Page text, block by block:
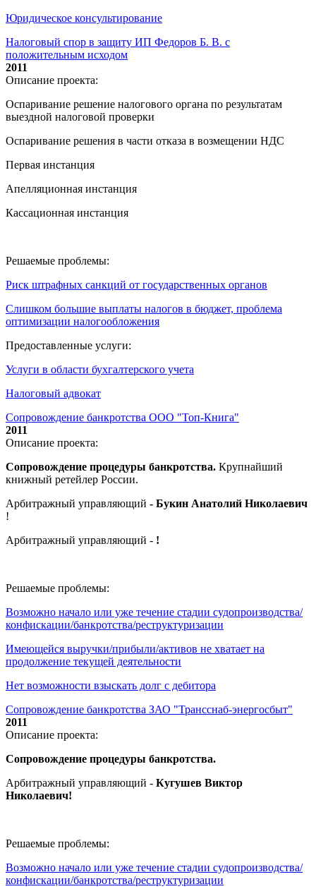
Юридическое консультирование
Налоговый спор в защиту ИП Федоров Б. В. с
положительным исходом
2011
Описание проекта:
Оспаривание решение налогового органа по результатам
выездной налоговой проверки
Оспаривание решения в части отказа в возмещении НДС
Первая инстанция
Апелляционная инстанция
Кассационная инстанция
Решаемые проблемы:
Риск штрафных санкций от государственных органов
Слишком большие выплаты налогов в бюджет, проблема
оптимизации налогообложения
Предоставленные услуги:
Услуги в области бухгалтерского учета
Налоговый адвокат
Сопровождение банкротства ООО "Топ-Книга"
2011
Описание проекта:
Сопровождение процедуры банкротства. Крупнайший
книжный ретейлер России.
Арбитражный управляющий - Букин Анатолий Николаевич
!
Арбитражный управляющий - !
Решаемые проблемы:
Возможно начало или уже течение стадии судопроизводства/
конфискации/банкротства/реструктуризации
Имеющейся выручки/прибыли/активов не хватает на
продолжение текущей деятельности
Нет возможности взыскать долг с дебитора
Сопровождение банкротства ЗАО "Трансснаб-энергосбыт"
2011
Описание проекта:
Сопровождение процедуры банкротства.
Арбитражный управляющий - Кугушев Виктор
Николаевич!
Решаемые проблемы:
Возможно начало или уже течение стадии судопроизводства/
конфискации/банкротства/реструктуризации